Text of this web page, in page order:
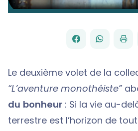
PARTAGER
FACEBOOK
PARTAGER
Le deuxième volet de la
“L’aventure monothéiste”
du bonheur : Si la vie au-
terrestre est l’horizon de